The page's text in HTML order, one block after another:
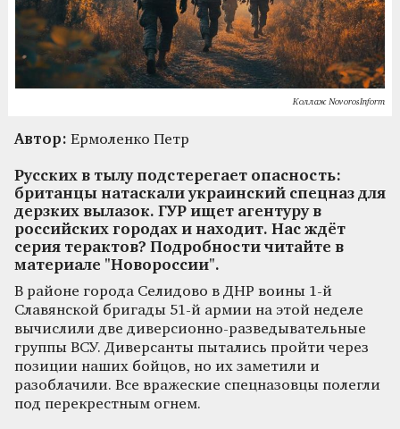
Коллаж NovorosInform
Автор: Ермоленко Петр
Русских в тылу подстерегает опасность:
британцы натаскали украинский спецназ для
дерзких вылазок. ГУР ищет агентуру в
российских городах и находит. Нас ждёт
серия терактов? Подробности читайте в
материале "Новороссии".
В районе города Селидово в ДНР воины 1-й
Славянской бригады 51-й армии на этой неделе
вычислили две диверсионно-разведывательные
группы ВСУ. Диверсанты пытались пройти через
позиции наших бойцов, но их заметили и
разоблачили. Все вражеские спецназовцы полегли
под перекрестным огнем.